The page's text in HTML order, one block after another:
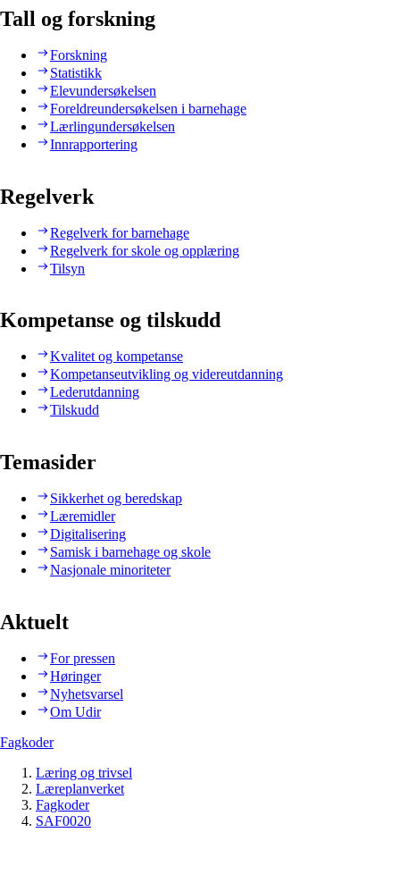
Tall og forskning
Forskning
Statistikk
Elevundersøkelsen
Foreldreundersøkelsen i barnehage
Lærlingundersøkelsen
Innrapportering
Regelverk
Regelverk for barnehage
Regelverk for skole og opplæring
Tilsyn
Kompetanse og tilskudd
Kvalitet og kompetanse
Kompetanseutvikling og videreutdanning
Lederutdanning
Tilskudd
Temasider
Sikkerhet og beredskap
Læremidler
Digitalisering
Samisk i barnehage og skole
Nasjonale minoriteter
Aktuelt
For pressen
Høringer
Nyhetsvarsel
Om Udir
Fagkoder
Læring og trivsel
Læreplanverket
Fagkoder
SAF0020